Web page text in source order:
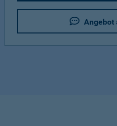
Angebot